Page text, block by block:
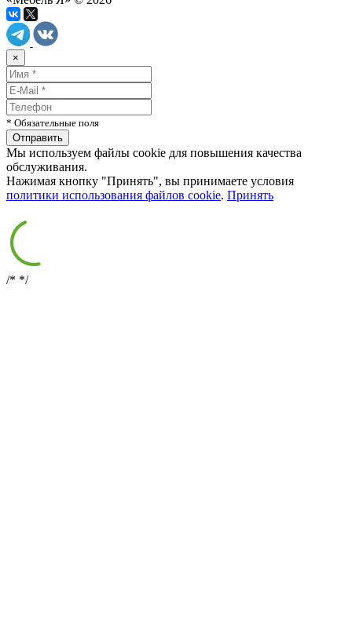
×
* Обязательные поля
Мы используем файлы cookie для повышения качества
обслуживания.
Нажимая кнопку "Принять", вы принимаете условия
политики использования файлов cookie. Принять
/* */